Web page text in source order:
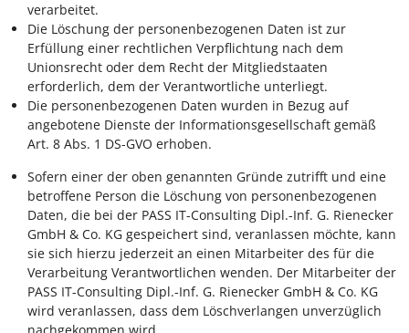
verarbeitet.
Die Löschung der personenbezogenen Daten ist zur
Erfüllung einer rechtlichen Verpflichtung nach dem
Unionsrecht oder dem Recht der Mitgliedstaaten
erforderlich, dem der Verantwortliche unterliegt.
Die personenbezogenen Daten wurden in Bezug auf
angebotene Dienste der Informationsgesellschaft gemäß
Art. 8 Abs. 1 DS-GVO erhoben.
Sofern einer der oben genannten Gründe zutrifft und eine
betroffene Person die Löschung von personenbezogenen
Daten, die bei der PASS IT-Consulting Dipl.-Inf. G. Rienecker
GmbH & Co. KG gespeichert sind, veranlassen möchte, kann
sie sich hierzu jederzeit an einen Mitarbeiter des für die
Verarbeitung Verantwortlichen wenden. Der Mitarbeiter der
PASS IT-Consulting Dipl.-Inf. G. Rienecker GmbH & Co. KG
wird veranlassen, dass dem Löschverlangen unverzüglich